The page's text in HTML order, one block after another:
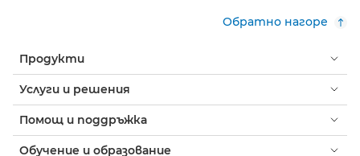
Обратно нагоре
Продукти
Услуги и решения
Помощ и поддръжка
Обучение и образование